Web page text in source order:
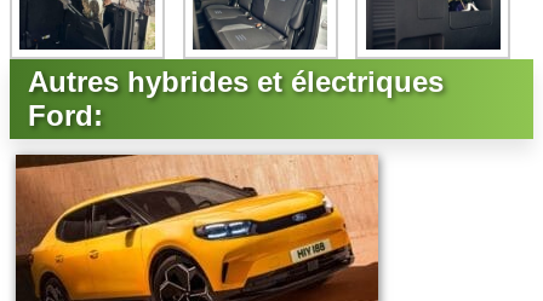
Autres hybrides et électriques
Ford: